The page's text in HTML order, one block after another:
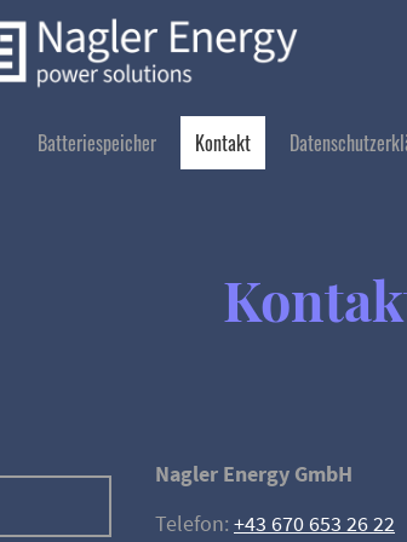
Batteriespeicher Kontakt
Nagler Energy GmbH
Telefon: +43 670 653 26 22